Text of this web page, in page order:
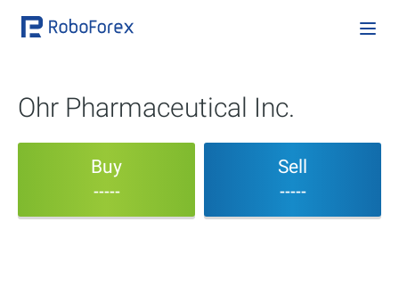
Ohr Pharmaceutical Inc.
Buy
-----
Sell
-----